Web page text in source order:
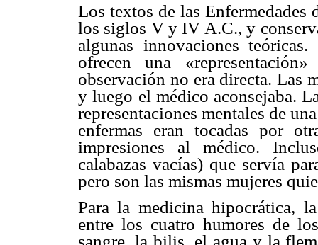
Los textos de las Enfermedades
los siglos V y IV A.C., y
algunas innovaciones
ofrecen una
observación no era directa. Las
y luego el médico aconsejaba.
representaciones mentales de
enfermas eran tocadas por
impresiones al médico.
calabazas vacías) que servía
pero son las mismas mujeres
Para la medicina hipocrática,
entre los cuatro humores de
sangre, la bilis, el agua y la